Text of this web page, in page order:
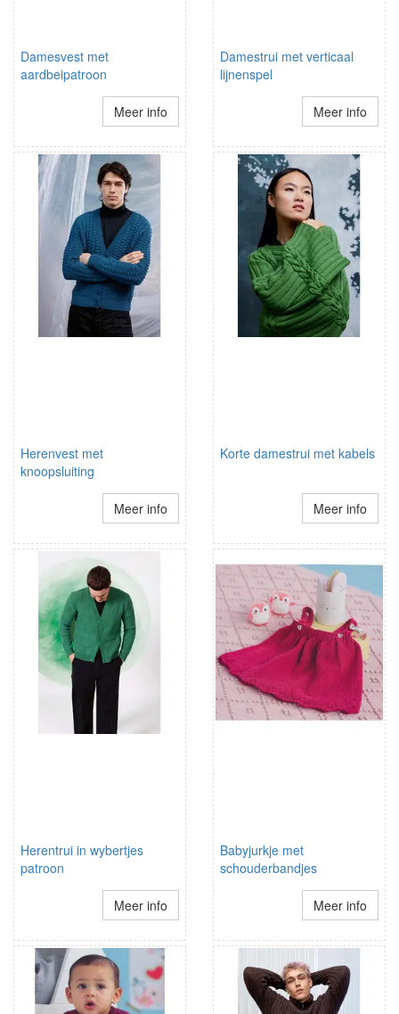
Damesvest met
aardbeipatroon
Meer info
Damestrui met verticaal
lijnenspel
Meer info
Herenvest met
knoopsluiting
Meer info
Korte damestrui met kabels
Meer info
Herentrui in wybertjes
patroon
Meer info
Babyjurkje met
schouderbandjes
Meer info